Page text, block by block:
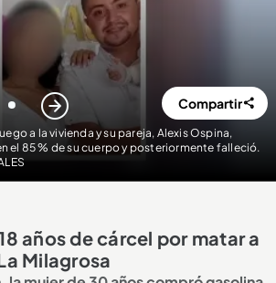
a la vivienda y su pareja, Alexis Ospina,
el 85 % de su cuerpo y posteriormente falleció.
3 Compartir
años de cárcel por matar a
Milagrosa